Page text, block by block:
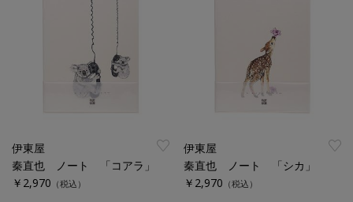
伊東屋
秦直也 ノート 「コアラ」
￥2,970 （税込）
伊東屋
秦直也 ノート 「シカ」
￥2,970 （税込）